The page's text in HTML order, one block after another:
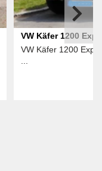
VW Käfer 1200
VW Käfer 1200
...